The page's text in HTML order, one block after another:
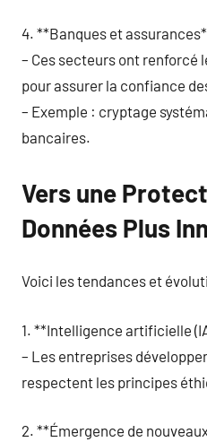
4. **Banques et
– Ces secteurs ont renforcé
pour assurer la confiance
– Exemple : cryptage
bancaires.
Vers une
Données Plus
Voici les tendances et
1. **Intelligence artificielle
– Les entreprises
respectent les principes
2. **Émergence de